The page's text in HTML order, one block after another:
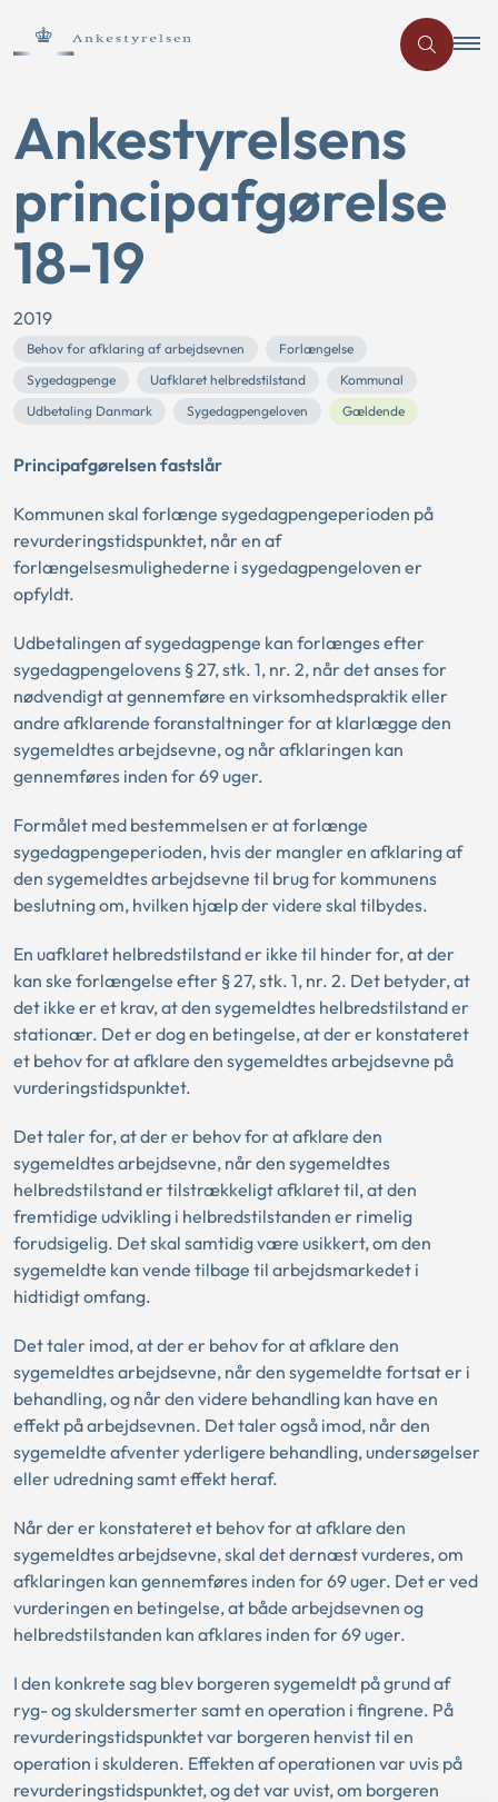
Ankestyrelsens
principafgørelse
18-19
2019
Behov for afklaring af arbejdsevnen
Forlængelse
Sygedagpenge
Uafklaret helbredstilstand
Kommunal
Udbetaling Danmark
Sygedagpengeloven Gældende
Principafgørelsen fastslår
Kommunen skal forlænge sygedagpengeperioden på
revurderingstidspunktet, når en af
forlængelsesmulighederne i sygedagpengeloven er
opfyldt.
Udbetalingen af sygedagpenge kan forlænges efter
sygedagpengelovens § 27, stk. 1, nr. 2, når det anses for
nødvendigt at gennemføre en virksomhedspraktik eller
andre afklarende foranstaltninger for at klarlægge den
sygemeldtes arbejdsevne, og når afklaringen kan
gennemføres inden for 69 uger.
Formålet med bestemmelsen er at forlænge
sygedagpengeperioden, hvis der mangler en afklaring af
den sygemeldtes arbejdsevne til brug for kommunens
beslutning om, hvilken hjælp der videre skal tilbydes.
En uafklaret helbredstilstand er ikke til hinder for, at der
kan ske forlængelse efter § 27, stk. 1, nr. 2. Det betyder, at
det ikke er et krav, at den sygemeldtes helbredstilstand er
stationær. Det er dog en betingelse, at der er konstateret
et behov for at afklare den sygemeldtes arbejdsevne på
vurderingstidspunktet.
Det taler for, at der er behov for at afklare den
sygemeldtes arbejdsevne, når den sygemeldtes
helbredstilstand er tilstrækkeligt afklaret til, at den
fremtidige udvikling i helbredstilstanden er rimelig
forudsigelig. Det skal samtidig være usikkert, om den
sygemeldte kan vende tilbage til arbejdsmarkedet i
hidtidigt omfang.
Det taler imod, at der er behov for at afklare den
sygemeldtes arbejdsevne, når den sygemeldte fortsat er i
behandling, og når den videre behandling kan have en
effekt på arbejdsevnen. Det taler også imod, når den
sygemeldte afventer yderligere behandling, undersøgelser
eller udredning samt effekt heraf.
Når der er konstateret et behov for at afklare den
sygemeldtes arbejdsevne, skal det dernæst vurderes, om
afklaringen kan gennemføres inden for 69 uger. Det er ved
vurderingen en betingelse, at både arbejdsevnen og
helbredstilstanden kan afklares inden for 69 uger.
I den konkrete sag blev borgeren sygemeldt på grund af
ryg- og skuldersmerter samt en operation i fingrene. På
revurderingstidspunktet var borgeren henvist til en
operation i skulderen. Effekten af operationen var uvis på
revurderingstidspunktet, og det var uvist, om borgeren